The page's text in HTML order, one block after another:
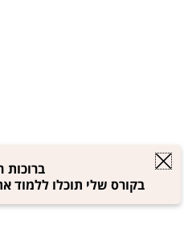
ברוכות
בקורס שלי תוכלו ללמוד